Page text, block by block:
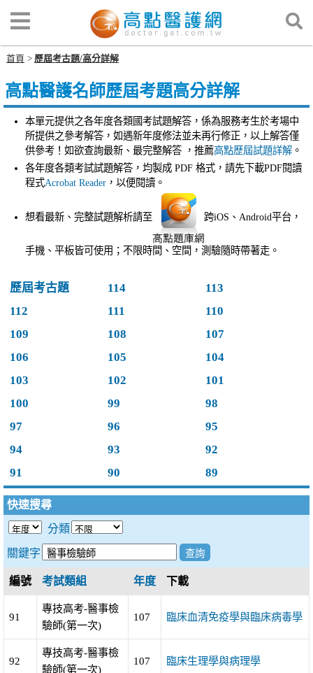
首頁 歷屆考古題/高分詳解
高點醫護名師歷屆考題高分詳解
本單元提供之各年度各類國考試題解答，係為服務考生於考場中
所提供之參考解答，如遇新年度修法並未再行修正，以上解答僅
供參考！如欲查詢最新、最完整解答 ，推薦高點歷屆試題詳解。
各年度各類考試試題解答，均製成 PDF 格式，請先下載PDF閱讀
程式Acrobat Reader，以便閱讀。
想看最新、完整試題解析請至 跨iOS、Android平台，
手機、平板皆可使用；不限時間、空間，測驗隨時帶著走。
歷屆考古題 114
113
112
111
110
109
108
107
106
105
104
103
102
101
100
99
98
97
96
95
94
93
92
91
90 89
快速搜尋
分類
關鍵字
編號 考試類組 年度 下載
91
專技高考-醫事檢
驗師(第一次)
107 臨床血清免疫學與臨床病毒學
92
專技高考-醫事檢
驗師(第一次)
107 臨床生理學與病理學